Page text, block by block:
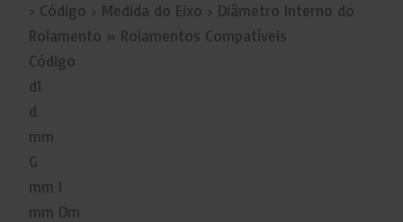
› Código › Medida do Eixo › Diâmetro Interno do
Rolamento » Rolamentos Compatíveis
Código
d1
d
mm
G
mm l
mm Dm